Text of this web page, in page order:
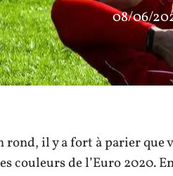
08/06/
rond, il y a fort à parier que
couleurs de l’Euro 2020.